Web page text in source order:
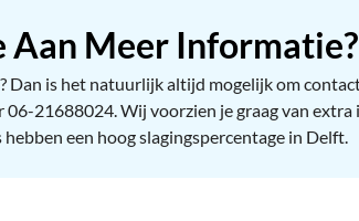
Aan Meer Informatie?
is het natuurlijk altijd mogelijk om
21688024. Wij voorzien je graag van
een hoog slagingspercentage in Delft.